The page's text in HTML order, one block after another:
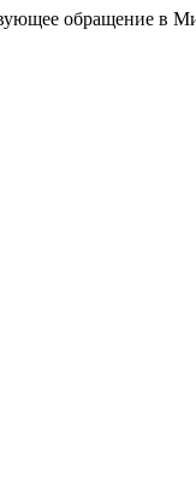
обращение в